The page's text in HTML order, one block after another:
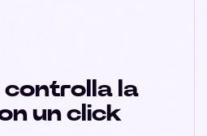
controlla la
un click